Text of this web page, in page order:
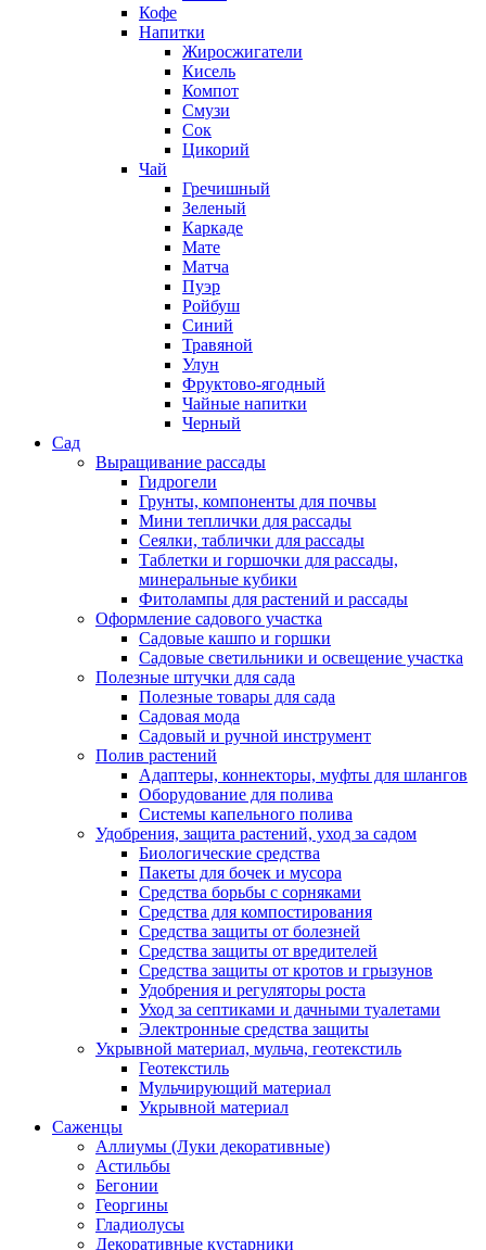
Кофе
Напитки
Жиросжигатели
Кисель
Компот
Смузи
Сок
Цикорий
Чай
Гречишный
Зеленый
Каркаде
Мате
Матча
Пуэр
Ройбуш
Синий
Травяной
Улун
Фруктово-ягодный
Чайные напитки
Черный
Сад
Выращивание рассады
Гидрогели
Грунты, компоненты для почвы
Мини теплички для рассады
Сеялки, таблички для рассады
Таблетки и горшочки для рассады,
минеральные кубики
Фитолампы для растений и рассады
Оформление садового участка
Садовые кашпо и горшки
Садовые светильники и освещение участка
Полезные штучки для сада
Полезные товары для сада
Садовая мода
Садовый и ручной инструмент
Полив растений
Адаптеры, коннекторы, муфты для шлангов
Оборудование для полива
Системы капельного полива
Удобрения, защита растений, уход за садом
Биологические средства
Пакеты для бочек и мусора
Средства борьбы с сорняками
Средства для компостирования
Средства защиты от болезней
Средства защиты от вредителей
Средства защиты от кротов и грызунов
Удобрения и регуляторы роста
Уход за септиками и дачными туалетами
Электронные средства защиты
Укрывной материал, мульча, геотекстиль
Геотекстиль
Мульчирующий материал
Укрывной материал
Саженцы
Аллиумы (Луки декоративные)
Астильбы
Бегонии
Георгины
Гладиолусы
Декоративные кустарники